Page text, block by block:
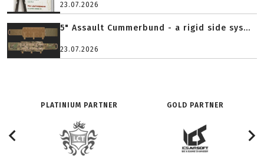
23.07.2026
5" Assault Cummerbund - a rigid side sys...
23.07.2026
PLATINIUM PARTNER GOLD PARTNER